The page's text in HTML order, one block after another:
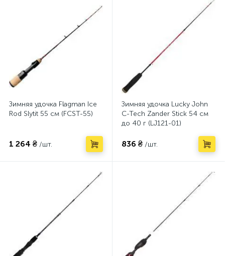
Зимняя удочка Flagman Ice
Rod Slytit 55 см (FCST-55)
1 264 ₴ /шт.
Зимняя удочка Lucky John
C-Tech Zander Stick 54 см
до 40 г (LJ121-01)
836 ₴ /шт.